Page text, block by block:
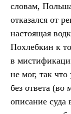
словам,
отказался от
настоящая
Похлебкин к
в
не мог, так
без ответа (во
описание суда